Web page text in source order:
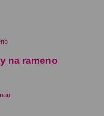
na rameno